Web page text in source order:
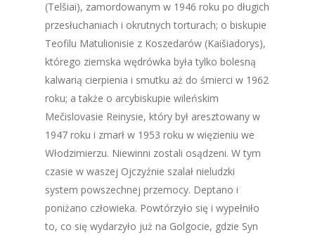
(Telšiai), zamordowanym w 1946 roku po długich
przesłuchaniach i okrutnych torturach; o biskupie
Teofilu Matulionisie z Koszedarów (Kaišiadorys),
którego ziemska wędrówka była tylko bolesną
kalwarią cierpienia i smutku aż do śmierci w 1962
roku; a także o arcybiskupie wileńskim
Mečislovasie Reinysie, który był aresztowany w
1947 roku i zmarł w 1953 roku w więzieniu we
Włodzimierzu. Niewinni zostali osądzeni. W tym
czasie w waszej Ojczyźnie szalał nieludzki
system powszechnej przemocy. Deptano i
poniżano człowieka. Powtórzyło się i wypełniło
to, co się wydarzyło już na Golgocie, gdzie Syn